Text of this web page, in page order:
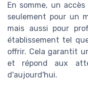
En somme, un
seulement pour un
mais aussi pour
établissement tel
offrir. Cela garantit
et répond aux
d'aujourd'hui.